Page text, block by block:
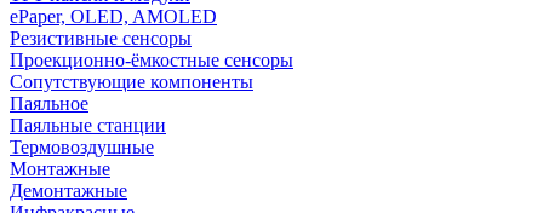
ePaper, OLED, AMOLED
Резистивные сенсоры
Проекционно-ёмкостные сенсоры
Сопутствующие компоненты
Паяльное
Паяльные станции
Термовоздушные
Монтажные
Демонтажные